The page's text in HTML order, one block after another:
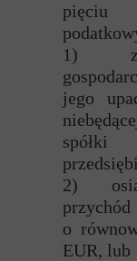
pięciu
1 )
jego
spółki
2)
o
EUR, lub